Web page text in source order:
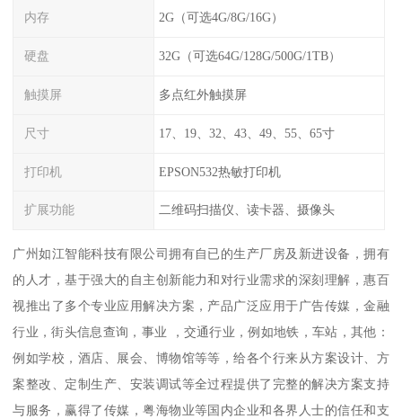
内存 2G（可选4G/8G/16G）
硬盘 32G（可选64G/128G/500G/1TB）
触摸屏 多点红外触摸屏
尺寸 17、19、32、43、49、55、65寸
打印机 EPSON532热敏打印机
扩展功能 二维码扫描仪、读卡器、摄像头
广州如江智能科技有限公司拥有自已的生产厂房及新进设备，拥有
的人才，基于强大的自主创新能力和对行业需求的深刻理解，惠百
视推出了多个专业应用解决方案，产品广泛应用于广告传媒，金融
行业，街头信息查询，事业 ，交通行业，例如地铁，车站，其他：
例如学校，酒店、展会、博物馆等等，给各个行来从方案设计、方
案整改、定制生产、安装调试等全过程提供了完整的解决方案支持
与服务，赢得了传媒，粤海物业等国内企业和各界人士的信任和支